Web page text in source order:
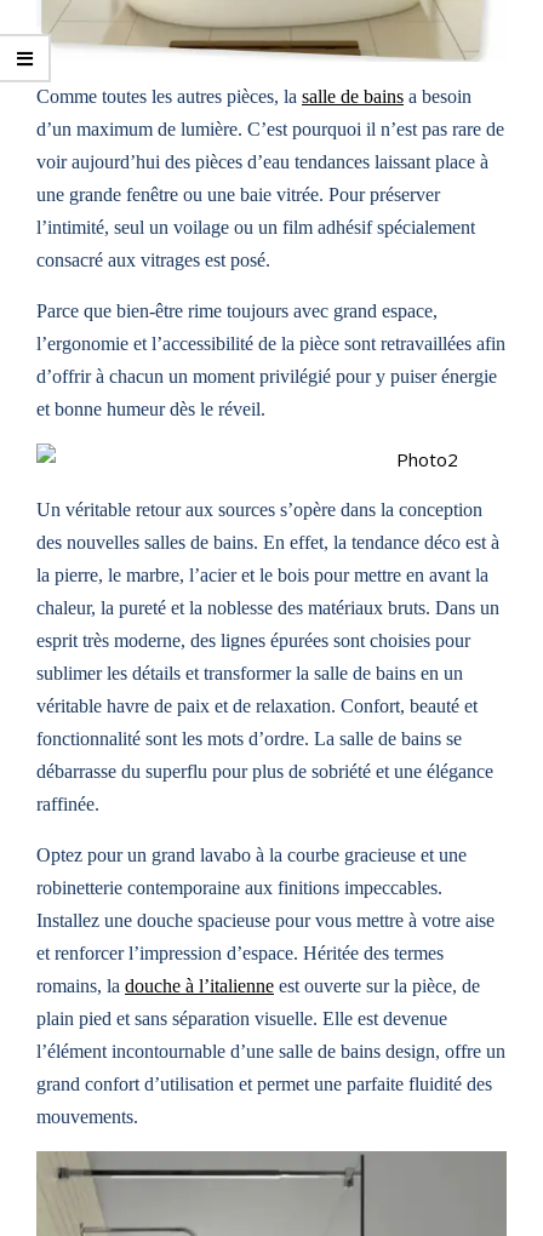
Comme toutes les autres pièces, la salle de bains a besoin
d’un maximum de lumière. C’est pourquoi il n’est pas rare de
voir aujourd’hui des pièces d’eau tendances laissant place à
une grande fenêtre ou une baie vitrée. Pour préserver
l’intimité, seul un voilage ou un film adhésif spécialement
consacré aux vitrages est posé.
Parce que bien-être rime toujours avec grand espace,
l’ergonomie et l’accessibilité de la pièce sont retravaillées afin
d’offrir à chacun un moment privilégié pour y puiser énergie
et bonne humeur dès le réveil.
Un véritable retour aux sources s’opère dans la conception
des nouvelles salles de bains. En effet, la tendance déco est à
la pierre, le marbre, l’acier et le bois pour mettre en avant la
chaleur, la pureté et la noblesse des matériaux bruts. Dans un
esprit très moderne, des lignes épurées sont choisies pour
sublimer les détails et transformer la salle de bains en un
véritable havre de paix et de relaxation. Confort, beauté et
fonctionnalité sont les mots d’ordre. La salle de bains se
débarrasse du superflu pour plus de sobriété et une élégance
raffinée.
Optez pour un grand lavabo à la courbe gracieuse et une
robinetterie contemporaine aux finitions impeccables.
Installez une douche spacieuse pour vous mettre à votre aise
et renforcer l’impression d’espace. Héritée des termes
romains, la douche à l’italienne est ouverte sur la pièce, de
plain pied et sans séparation visuelle. Elle est devenue
l’élément incontournable d’une salle de bains design, offre un
grand confort d’utilisation et permet une parfaite fluidité des
mouvements.